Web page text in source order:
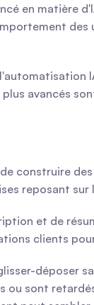
en matière
avancés
construire
reposant sur
et de
clients
déposer
sont